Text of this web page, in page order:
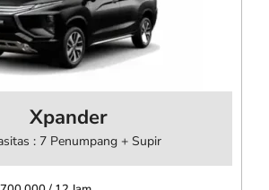
Xpander
: 7 Penumpang + Supir